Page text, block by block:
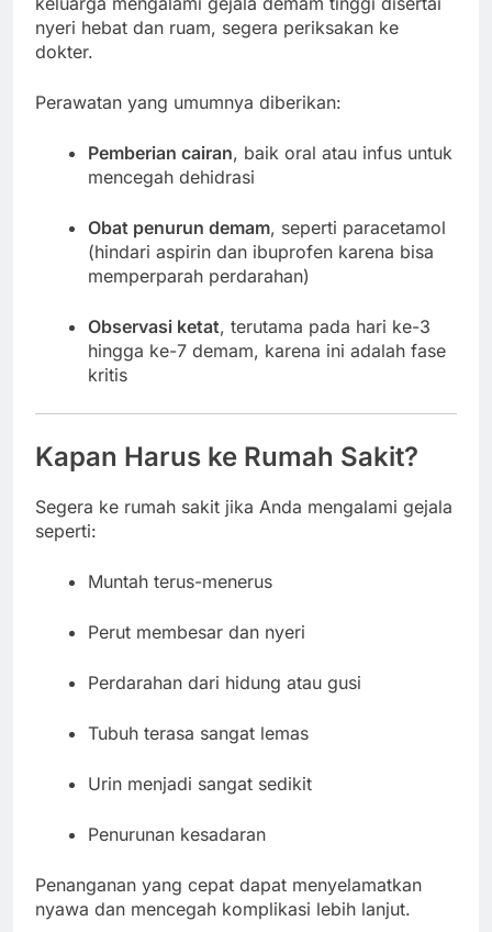
nyeri hebat dan ruam, segera periksakan ke
dokter.
Perawatan yang umumnya diberikan:
Pemberian cairan, baik oral atau infus untuk
mencegah dehidrasi
Obat penurun demam, seperti paracetamol
(hindari aspirin dan ibuprofen karena bisa
memperparah perdarahan)
Observasi ketat, terutama pada hari ke-3
hingga ke-7 demam, karena ini adalah fase
kritis
Kapan Harus ke Rumah Sakit?
Segera ke rumah sakit jika Anda mengalami gejala
seperti:
Muntah terus-menerus
Perut membesar dan nyeri
Perdarahan dari hidung atau gusi
Tubuh terasa sangat lemas
Urin menjadi sangat sedikit
Penurunan kesadaran
Penanganan yang cepat dapat menyelamatkan
nyawa dan mencegah komplikasi lebih lanjut.